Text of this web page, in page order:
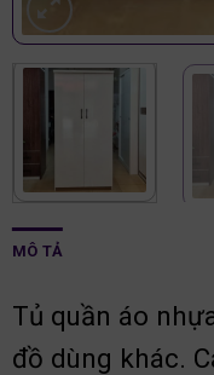
MÔ TẢ
Tủ quần áo
đồ dùng khác.